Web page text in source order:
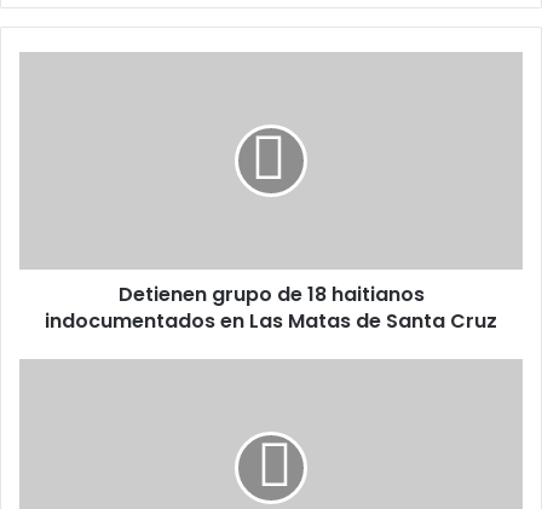
Matas
Santa
Detienen grupo de 18 haitianos
indocumentados en Las Matas de Santa Cruz